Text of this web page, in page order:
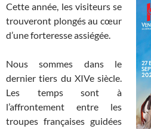
Cette année, les visiteurs se
trouveront plongés au cœur
d’une forteresse assiégée.
Nous sommes dans le
dernier tiers du XIVe siècle.
Les temps sont à
l’affrontement entre les
troupes françaises guidées